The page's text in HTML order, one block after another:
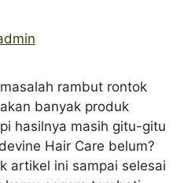
rambut rontok
banyak produk
hasilnya masih gitu-gitu
Hair Care belum?
artikel ini sampai selesai